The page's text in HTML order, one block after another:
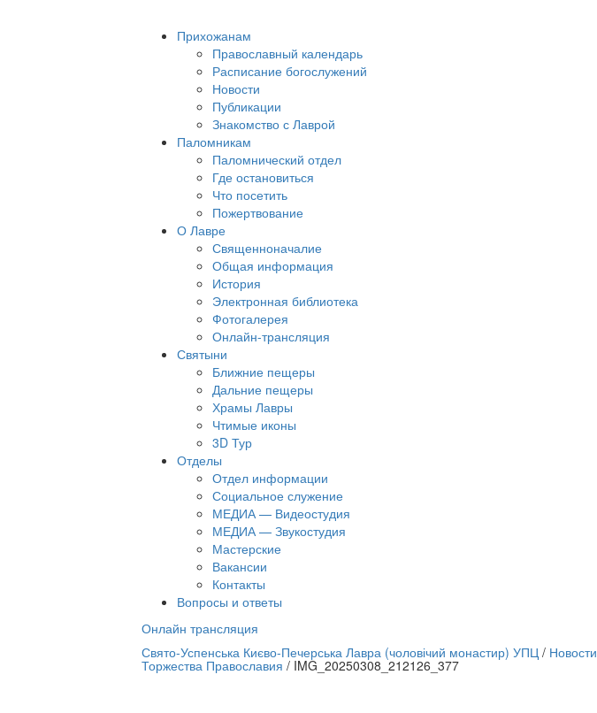
Прихожанам
Православный календарь
Расписание богослужений
Новости
Публикации
Знакомство с Лаврой
Паломникам
Паломнический отдел
Где остановиться
Что посетить
Пожертвование
О Лавре
Священноначалие
Общая информация
История
Электронная библиотека
Фотогалерея
Онлайн-трансляция
Святыни
Ближние пещеры
Дальние пещеры
Храмы Лавры
Чтимые иконы
3D Тур
Отделы
Отдел информации
Социальное служение
МЕДИА — Видеостудия
МЕДИА — Звукостудия
Мастерские
Вакансии
Контакты
Вопросы и ответы
Онлайн трансляция
12 сентября
Свято-Успенська Києво-Печерська Лавра (чоловічий монастир) УПЦ/ Новости
Торжества Православия / IMG_20250308_212126_377